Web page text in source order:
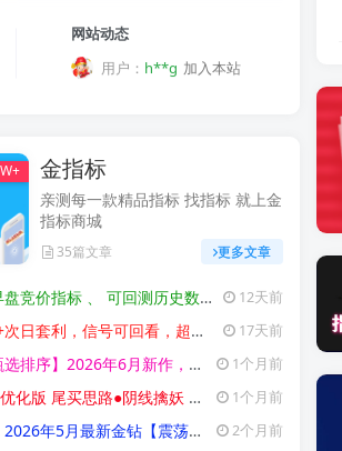
网站动态
用户：
用户： z**1 加入本站
户：
用
户：编
文章
用
户：
赢** 发布
众筹指标系列】
标系列】
金指标
亲测每一款精品指标 找指标 就上金
指标商城
35篇文章 更多文章
信号全天不变 、手机电脑通用、 源码开放、 可永久使用！ 12天前
！专为尾盘排序定制！实现“今买明卖”的超短线套利！ 17天前
短线交易者打造的尾盘战法系统，信号全天不变 ! 成功率高！可回测！ 1个月前
线买入 次日出场的T+1短线策略副图选股 手机电脑通用 1个月前
涨停启动点 回避无效交易，回避下跌震荡阶段，无未来函数 手机电脑端适用！ 2个月前